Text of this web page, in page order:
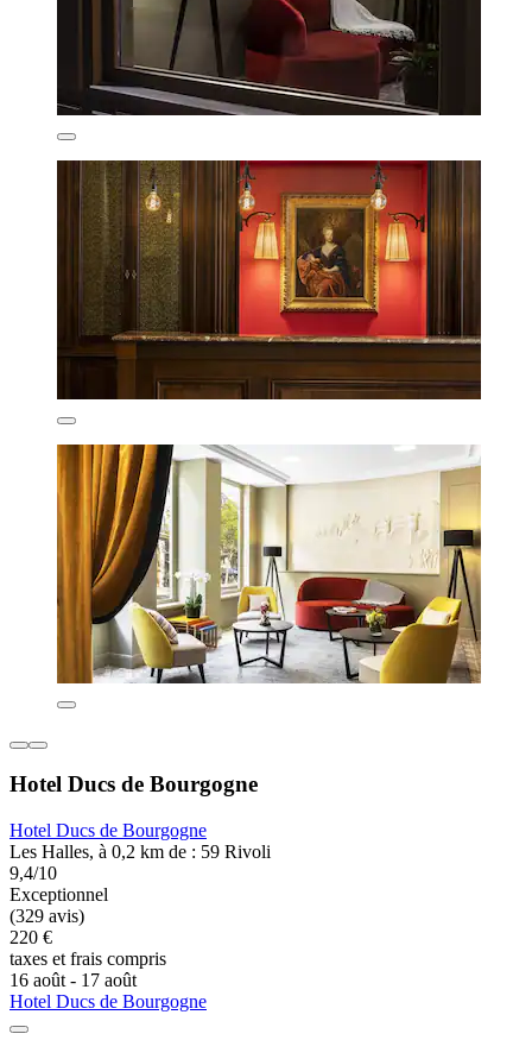
Hotel Ducs de Bourgogne
Hotel Ducs de Bourgogne
Les Halles, à 0,2 km de : 59 Rivoli
9,4/10
Exceptionnel
(329 avis)
220 €
taxes et frais compris
16 août - 17 août
Hotel Ducs de Bourgogne